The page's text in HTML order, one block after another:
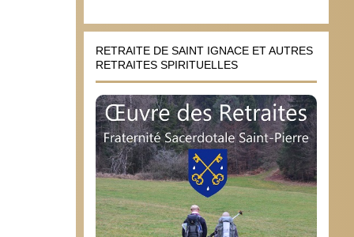
RETRAITE DE SAINT IGNACE ET AUTRES
RETRAITES SPIRITUELLES